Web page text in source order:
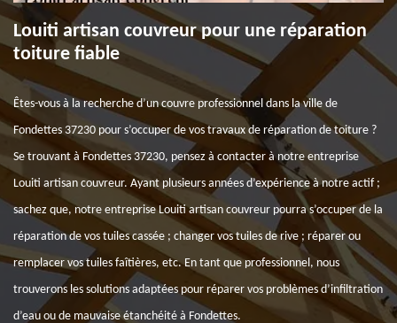
Louiti artisan couvreur pour une réparation
toiture fiable
Êtes-vous à la recherche d’un couvre professionnel dans la ville de
Fondettes 37230 pour s’occuper de vos travaux de réparation de toiture ?
Se trouvant à Fondettes 37230, pensez à contacter à notre entreprise
Louiti artisan couvreur. Ayant plusieurs années d’expérience à notre actif ;
sachez que, notre entreprise Louiti artisan couvreur pourra s’occuper de la
réparation de vos tuiles cassée ; changer vos tuiles de rive ; réparer ou
remplacer vos tuiles faîtières, etc. En tant que professionnel, nous
trouverons les solutions adaptées pour réparer vos problèmes d’infiltration
d’eau ou de mauvaise étanchéité à Fondettes.